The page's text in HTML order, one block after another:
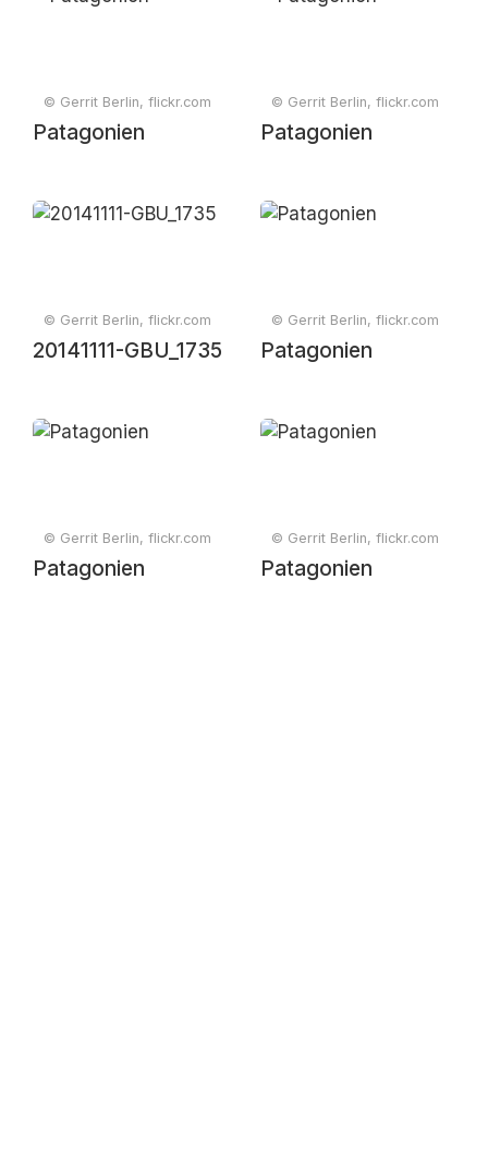
© Gerrit Berlin, flickr.com
Patagonien
© Gerrit Berlin, flickr.com
Patagonien
© Gerrit Berlin, flickr.com
20141111-GBU_1735
© Gerrit Berlin, flickr.com
Patagonien
© Gerrit Berlin, flickr.com
Patagonien
© Gerrit Berlin, flickr.com
Patagonien